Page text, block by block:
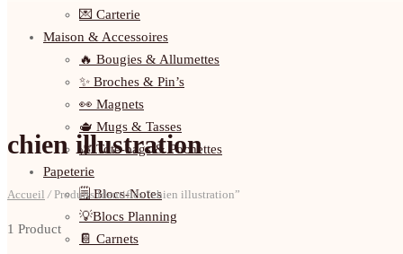
💌 Carterie
Maison & Accessoires
🔥 Bougies & Allumettes
✨ Broches & Pin’s
👀 Magnets
🫖 Mugs & Tasses
🌿 Tote-bags & Pochettes
Papeterie
🗒️ Blocs-Notes
💡Blocs Planning
📔 Carnets
chien illustration
Accueil /Produits identifiés “chien illustration”
1 Product